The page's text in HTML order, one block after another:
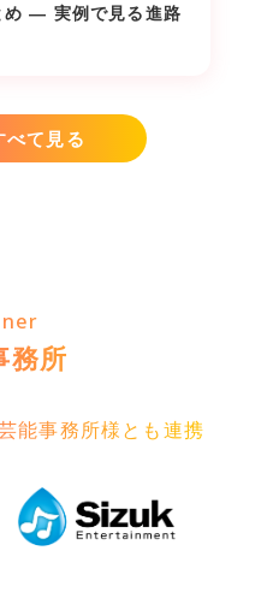
め ― 実例で見る進路
べて見る
務所
能事務所様とも連携